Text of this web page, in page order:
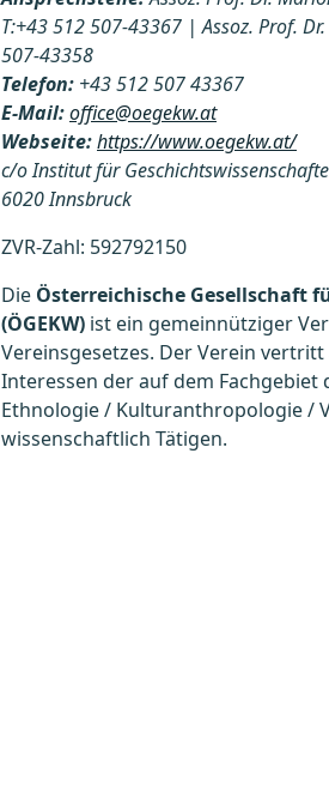
T:+43 512 507-43367 | Assoz. Prof.
507-43358
Telefon: +43 512 507 43367
E-Mail:office@oegekw.at
Webseite:https://www.oegekw.at/
c/o Institut für
6020 Innsbruck
ZVR-Zahl: 592792150
Die Österreichische Gesellschaft
(ÖGEKW) ist ein gemeinnütziger
Vereinsgesetzes. Der Verein
Interessen der auf dem
Ethnologie / Kulturanthropologie /
wissenschaftlich Tätigen.